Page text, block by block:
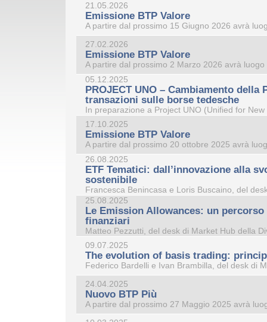
21.05.2026
Emissione BTP Valore
A partire dal prossimo 15 Giugno 2026 avrà
27.02.2026
Emissione BTP Valore
A partire dal prossimo 2 Marzo 2026 avrà
05.12.2025
PROJECT UNO – Cambiamento della
transazioni sulle borse tedesche
In preparazione a Project UNO (Unified for
17.10.2025
Emissione BTP Valore
A partire dal prossimo 20 ottobre 2025 avrà
26.08.2025
ETF Tematici: dall’innovazione alla
sostenibile
Francesca Benincasa e Loris Buscaino, del
25.08.2025
Le Emission Allowances: un
finanziari
Matteo Pezzutti, del desk di Market Hub della
09.07.2025
The evolution of basis trading:
Federico Bardelli e Ivan Brambilla, del desk di
24.04.2025
Nuovo BTP Più
A partire dal prossimo 27 Maggio 2025 avrà